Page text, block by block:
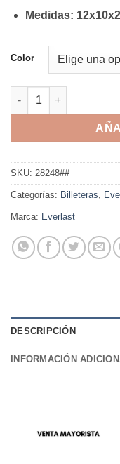
Medidas:
Color
Billetera Everlast -
SKU: 28248##
Categorías: Billeteras
Marca: Everlast
DESCRIPCIÓN
INFORMACIÓN